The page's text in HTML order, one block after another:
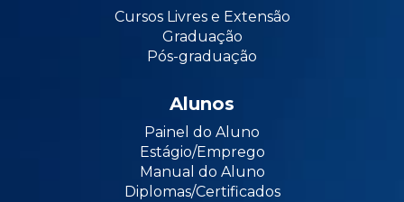
Cursos Livres e Extensão
Graduação
Pós-graduação
Alunos
Painel do Aluno
Estágio/Emprego
Manual do Aluno
Diplomas/Certificados